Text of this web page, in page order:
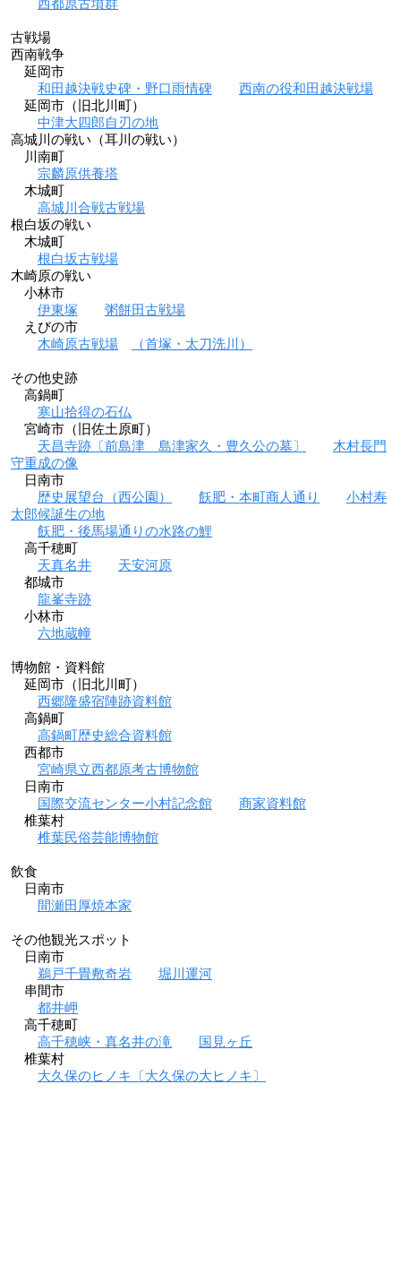
西都原古墳群
古戦場
西南戦争
延岡市
和田越決戦史碑・野口雨情碑
西南の役和田越決戦場
延岡市（旧北川町）
中津大四郎自刃の地
高城川の戦い（耳川の戦い）
川南町
宗麟原供養塔
木城町
高城川合戦古戦場
根白坂の戦い
木城町
根白坂古戦場
木崎原の戦い
小林市
伊東塚
粥餅田古戦場
えびの市
木崎原古戦場
（首塚・太刀洗川）
その他史跡
高鍋町
寒山拾得の石仏
宮崎市（旧佐土原町）
天昌寺跡〔前島津 島津家久・豊久公の墓〕
木村長門
守重成の像
日南市
歴史展望台（西公園）
飫肥・本町商人通り
小村寿
太郎候誕生の地
飫肥・後馬場通りの水路の鯉
高千穂町
天真名井
天安河原
都城市
龍峯寺跡
小林市
六地蔵幢
博物館・資料館
延岡市（旧北川町）
西郷隆盛宿陣跡資料館
高鍋町
高鍋町歴史総合資料館
西都市
宮崎県立西都原考古博物館
日南市
国際交流センター小村記念館
商家資料館
椎葉村
椎葉民俗芸能博物館
飲食
日南市
間瀬田厚焼本家
その他観光スポット
日南市
鵜戸千畳敷奇岩
堀川運河
串間市
都井岬
高千穂町
高千穂峡・真名井の滝
国見ヶ丘
椎葉村
大久保のヒノキ〔大久保の大ヒノキ〕